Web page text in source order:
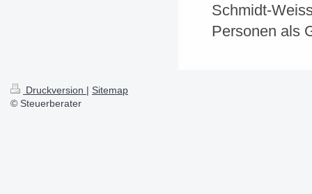
Schmidt-
Personen als
Druckversion | Sitemap
© Steuerberater